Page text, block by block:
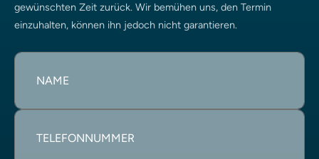
gewünschten Zeit zurück. Wir bemühen uns, den Termin
einzuhalten, können ihn jedoch nicht garantieren.